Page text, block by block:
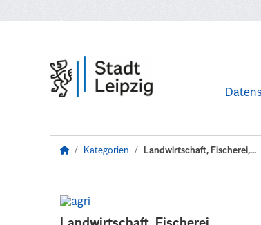
Kategorien Landwirtschaft, Fischerei,...